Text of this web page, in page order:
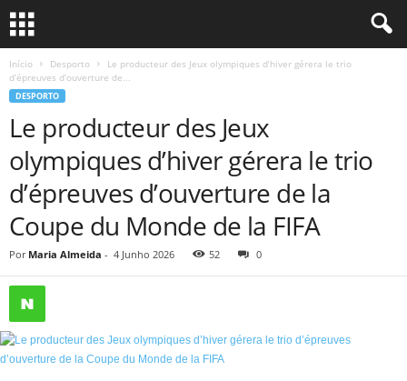
Início Desporto
Le producteur des Jeux olympiques d’hiver gérera le trio
d’épreuves d’ouverture de...
DESPORTO
Le producteur des Jeux
olympiques d’hiver gérera le trio
d’épreuves d’ouverture de la
Coupe du Monde de la FIFA
Por Maria Almeida - 4 Junho 2026 52 0